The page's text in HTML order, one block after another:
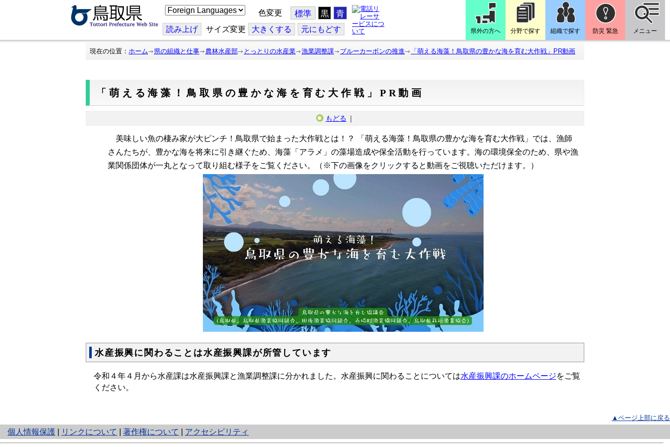
こ
の
ジ
を
翻
色変更 標準 黒 青
読み上げ サイズ変更 大きくする 元にもどす 県外の方へ 分野で探す 組織で探す 防災 緊急 メニュー
現在の位置： ホーム 県の組織と仕事 農林水産部 とっとりの水産業 漁業調整課 ブルーカーボンの推進 「萌える海藻！鳥取県の豊かな海を育む大作戦」PR動画
「萌える海藻！鳥取県の豊かな海を育む大作戦」PR動画
もどる ｜
美味しい魚の棲み家が大ピンチ！鳥取県で始まった大作戦とは！？ 「萌える海藻！鳥取県の豊かな海を育む大作戦」では、漁師
さんたちが、豊かな海を将来に引き継ぐため、海藻「アラメ」の藻場造成や保全活動を行っています。海の環境保全のため、県や漁
業関係団体が一丸となって取り組む様子をご覧ください。（※下の画像をクリックすると動画をご視聴いただけます。）
水産振興に関わることは水産振興課が所管しています
令和４年４月から水産課は水産振興課と漁業調整課に分かれました。水産振興に関わることについては水産振興課のホームページをご覧
ください。
▲ページ上部に戻る
個人情報保護
と
り
リンクについて 著作権について アクセシビリティ